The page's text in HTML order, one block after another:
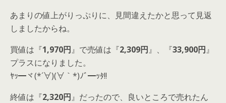
あまりの値上がりっぷりに、見間違えたかと思って見返
しましたからね。
買値は『1,970円』で売値は『2,309円』、『33,900円』
プラスになりました。
ﾔｯ━ヾ(*´∀)(∀｀*)ﾉﾞ━ｯﾀ!!
終値は『2,320円』だったので、良いところで売れたん